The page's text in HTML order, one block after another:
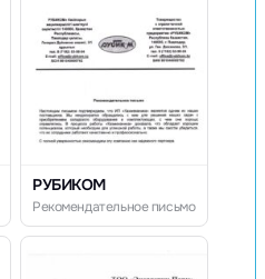
РУБИКОМ
Рекомендательное письмо